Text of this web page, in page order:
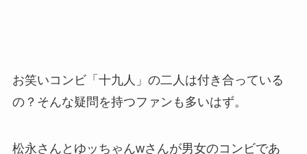
お笑いコンビ「十九人」の二人は付き合っている
の？そんな疑問を持つファンも多いはず。
松永さんとゆッちゃんwさんが男女のコンビであ